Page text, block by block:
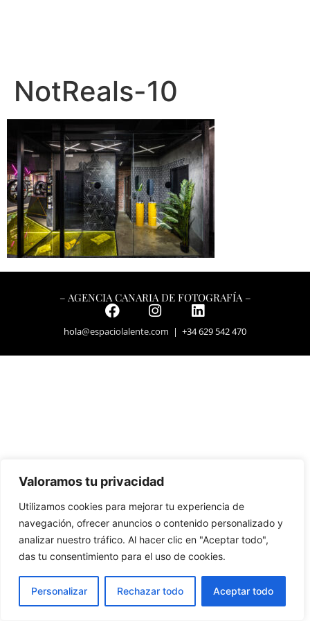
Valoramos tu privacidad
Utilizamos cookies para mejorar tu experiencia de
navegación, ofrecer anuncios o contenido personalizado y
analizar nuestro tráfico. Al hacer clic en "Aceptar todo",
das tu consentimiento para el uso de cookies.
Personalizar Rechazar todo Aceptar todo
NotReals-10
– AGENCIA CANARIA DE FOTOGRAFÍA –
hola@espaciolalente.com | +34 629 542 470